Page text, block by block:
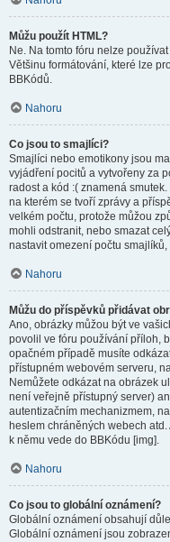
Můžu použít HTML?
Ne. Na tomto fóru nelze
Většinu formátování, které lze
BBKódů.
Nahoru
Co jsou to smajlíci?
Smajlíci nebo emotikony jsou
vyjádření pocitů a vytvořeny za
radost a kód :( znamená
na kterém se tvoří zprávy a
velkém počtu, protože můžou
mohli odstranit, nebo smazat
nastavit omezení počtu
Nahoru
Můžu do příspěvků přidávat
Ano, obrázky můžou být ve
povolil ve fóru používání příloh,
opačném případě musíte
přístupném webovém serveru,
Nemůžete odkázat na obrázek
není veřejně přístupný server)
autentizačním mechanizmem,
heslem chráněných webech
k němu vede do BBKódu [img].
Nahoru
Co jsou to globální oznámení?
Globální oznámení obsahují
Globální oznámení jsou